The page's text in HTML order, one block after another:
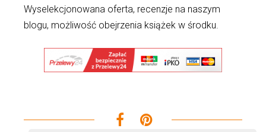
Wyselekcjonowana oferta, recenzje na naszym
blogu, możliwość obejrzenia książek w środku.